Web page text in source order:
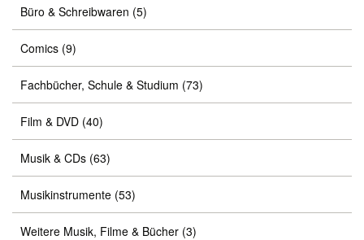
Büro & Schreibwaren (5)
Comics (9)
Fachbücher, Schule & Studium (73)
Film & DVD (40)
Musik & CDs (63)
Musikinstrumente (53)
Weitere Musik, Filme & Bücher (3)